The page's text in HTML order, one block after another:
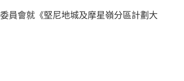
員會就《堅尼地城及摩星嶺分區計劃大